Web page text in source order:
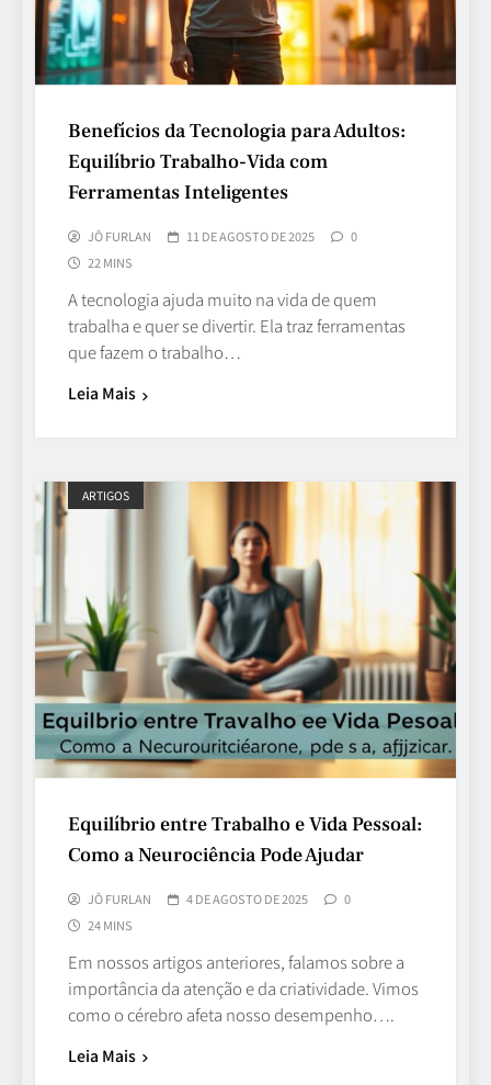
Benefícios da Tecnologia para Adultos:
Equilíbrio Trabalho-Vida com
Ferramentas Inteligentes
JÔ FURLAN 11 DE AGOSTO DE 2025
0
22 MINS
A tecnologia ajuda muito na vida de quem
trabalha e quer se divertir. Ela traz ferramentas
que fazem o trabalho…
Leia Mais
ARTIGOS
Equilíbrio entre Trabalho e Vida Pessoal:
Como a Neurociência Pode Ajudar
JÔ FURLAN 4 DE AGOSTO DE 2025
0
24 MINS
Em nossos artigos anteriores, falamos sobre a
importância da atenção e da criatividade. Vimos
como o cérebro afeta nosso desempenho….
Leia Mais